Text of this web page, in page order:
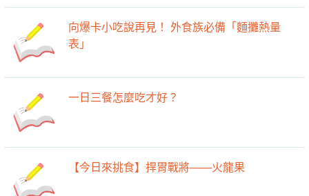
向爆卡小吃說再見！ 外食族必備「麵攤熱量
表」
一日三餐怎麼吃才好？
【今日來挑食】捍胃戰將——火龍果